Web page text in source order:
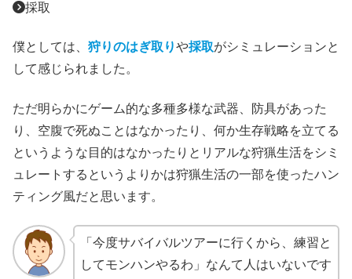
採取
僕としては、 狩りのはぎ取りや採取がシミュレーションと
して感じられました。
ただ明らかにゲーム的な多種多様な武器、防具があった
り、空腹で死ぬことはなかったり、何か生存戦略を立てる
というような目的はなかったりとリアルな狩猟生活をシミ
ュレートするというよりかは狩猟生活の一部を使ったハン
ティング風だと思います。
「今度サバイバルツアーに行くから、練習と
してモンハンやるわ」なんて人はいないです